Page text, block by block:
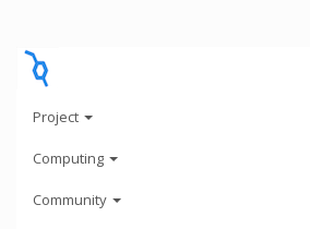
Project
Computing
Community